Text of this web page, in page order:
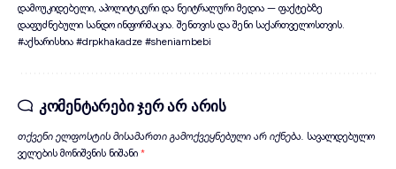
დამოუკიდებელი, აპოლიტიკური და ნეიტრალური მედია — ფაქტებზე
დაფუძნებული სანდო ინფორმაცია. შენთვის და შენი საქართველოსთვის.
#აქხარისხია #drpkhakadze #sheniambebi
კომენტარები ჯერ არ არის
თქვენი ელფოსტის მისამართი გამოქვეყნებული არ იქნება. სავალდებულო
ველების მონიშვნის ნიშანი *